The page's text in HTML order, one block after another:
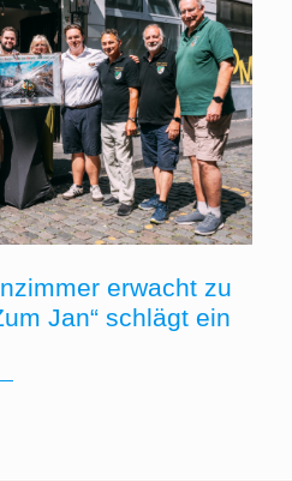
erwacht zu
Jan“ schlägt ein